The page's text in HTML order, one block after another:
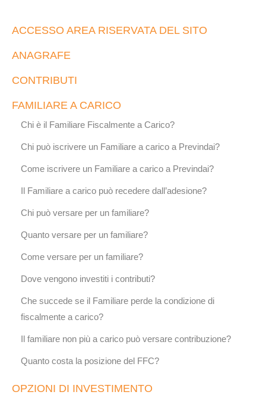
ACCESSO AREA RISERVATA DEL SITO
ANAGRAFE
CONTRIBUTI
FAMILIARE A CARICO
Chi è il Familiare Fiscalmente a Carico?
Chi può iscrivere un Familiare a carico a Previndai?
Come iscrivere un Familiare a carico a Previndai?
Il Familiare a carico può recedere dall’adesione?
Chi può versare per un familiare?
Quanto versare per un familiare?
Come versare per un familiare?
Dove vengono investiti i contributi?
Che succede se il Familiare perde la condizione di
fiscalmente a carico?
Il familiare non più a carico può versare contribuzione?
Quanto costa la posizione del FFC?
OPZIONI DI INVESTIMENTO